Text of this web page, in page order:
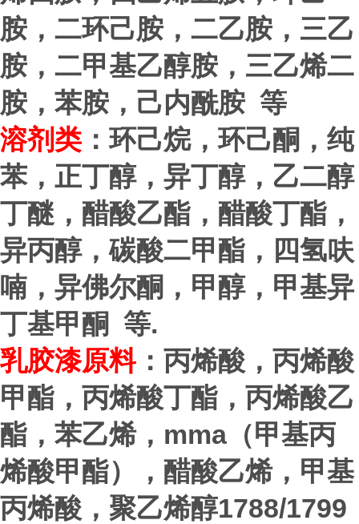
胺，二环己胺，二乙胺，三乙
胺，二甲基乙醇胺，三乙烯二
胺，苯胺，己内酰胺 等
溶剂类 ：环己烷，环己酮，纯
苯，正丁醇，异丁醇，乙二醇
丁醚，醋酸乙酯，醋酸丁酯，
异丙醇，碳酸二甲酯，四氢呋
喃，异佛尔酮，甲醇，甲基异
丁基甲酮 等.
乳胶漆原料 ：丙烯酸，丙烯酸
甲酯，丙烯酸丁酯，丙烯酸乙
酯，苯乙烯， mma （甲基丙
烯酸甲酯），醋酸乙烯，甲基
丙烯酸，聚乙烯醇1788/1799